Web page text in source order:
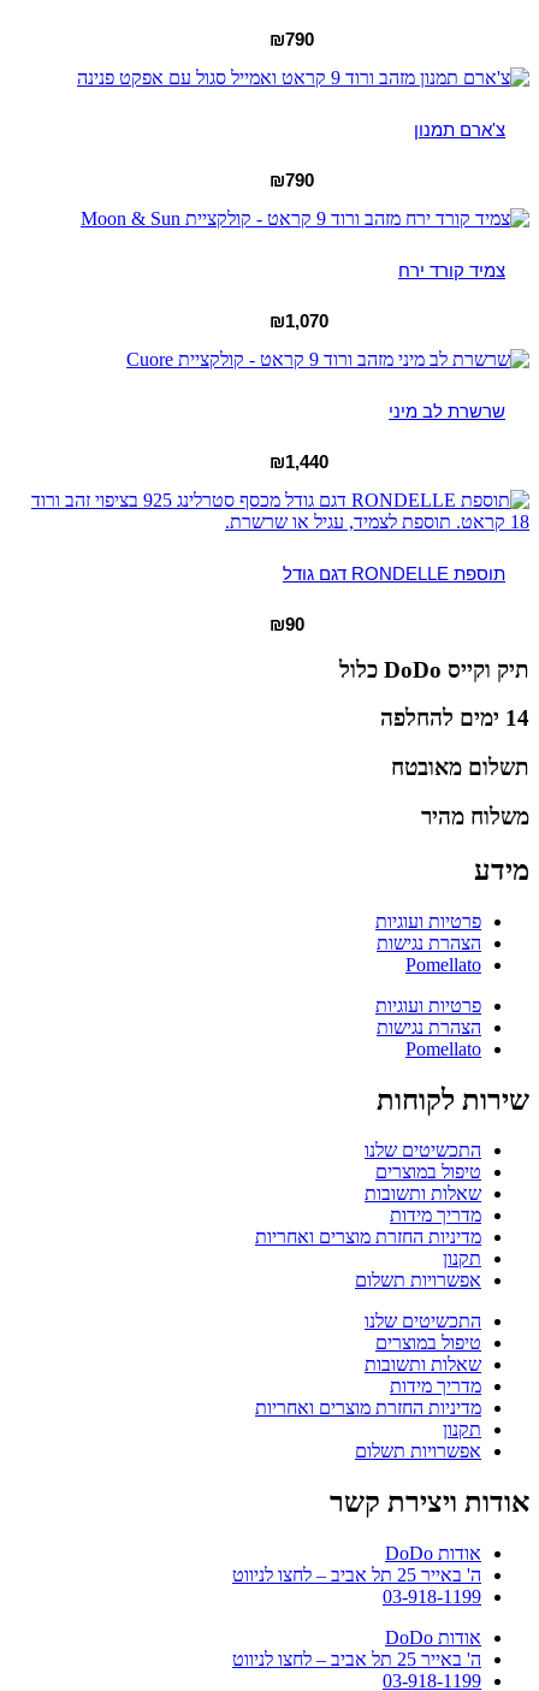
₪790
צ'ארם תמנון
₪790
צמיד קורד ירח
₪1,070
שרשרת לב מיני
₪1,440
תוספת RONDELLE דגם גודל
₪90
תיק וקייס DoDo כלול
14 ימים להחלפה
תשלום מאובטח
משלוח מהיר
מידע
פרטיות ועוגיות
הצהרת נגישות
Pomellato
פרטיות ועוגיות
הצהרת נגישות
Pomellato
שירות לקוחות
התכשיטים שלנו
טיפול במוצרים
שאלות ותשובות
מדריך מידות
מדיניות החזרת מוצרים ואחריות
תקנון
אפשרויות תשלום
התכשיטים שלנו
טיפול במוצרים
שאלות ותשובות
מדריך מידות
מדיניות החזרת מוצרים ואחריות
תקנון
אפשרויות תשלום
אודות ויצירת קשר
אודות DoDo
ה' באייר 25 תל אביב – לחצו לניווט
03-918-1199
אודות DoDo
ה' באייר 25 תל אביב – לחצו לניווט
03-918-1199